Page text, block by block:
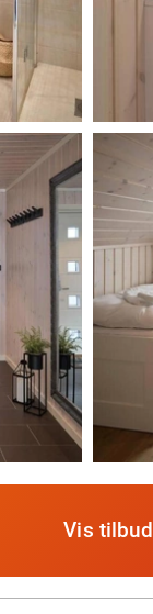
Vis tilbud